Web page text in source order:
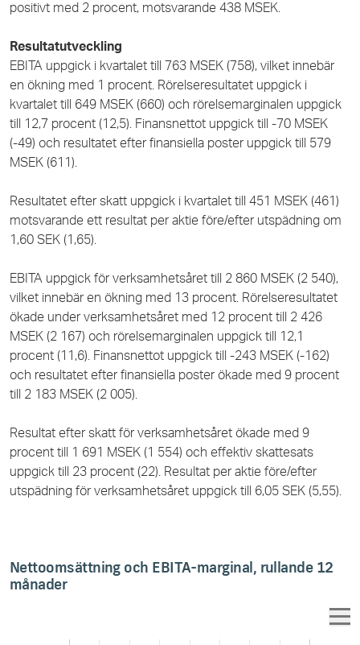
positivt med 2 procent, motsvarande 438 MSEK.
Resultatutveckling
EBITA uppgick i kvartalet till 763 MSEK (758), vilket innebär
en ökning med 1 procent. Rörelseresultatet uppgick i
kvartalet till 649 MSEK (660) och rörelsemarginalen uppgick
till 12,7 procent (12,5). Finansnettot uppgick till -70 MSEK
(-49) och resultatet efter finansiella poster uppgick till 579
MSEK (611).
Resultatet efter skatt uppgick i kvartalet till 451 MSEK (461)
motsvarande ett resultat per aktie före/efter utspädning om
1,60 SEK (1,65).
EBITA uppgick för verksamhetsåret till 2 860 MSEK (2 540),
vilket innebär en ökning med 13 procent. Rörelseresultatet
ökade under verksamhetsåret med 12 procent till 2 426
MSEK (2 167) och rörelsemarginalen uppgick till 12,1
procent (11,6). Finansnettot uppgick till -243 MSEK (-162)
och resultatet efter finansiella poster ökade med 9 procent
till 2 183 MSEK (2 005).
Resultat efter skatt för verksamhetsåret ökade med 9
procent till 1 691 MSEK (1 554) och effektiv skattesats
uppgick till 23 procent (22). Resultat per aktie före/efter
utspädning för verksamhetsåret uppgick till 6,05 SEK (5,55).
Nettoomsättning och EBITA-marginal, rullande 12
månader